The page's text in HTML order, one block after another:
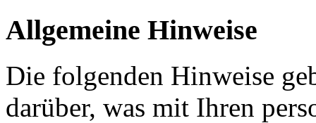
Allgemeine Hinweise
Die folgenden Hinweise
darüber, was mit Ihren